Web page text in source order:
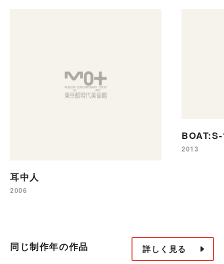
耳中人
2006
2013
同じ制作年の作品 詳しく見る